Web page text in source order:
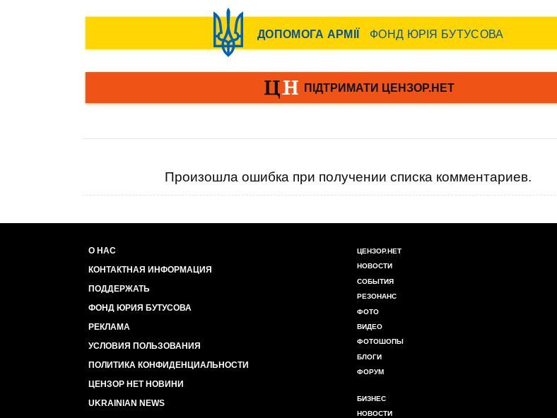
Произошла ошибка при получении списка комментариев.
О НАС
КОНТАКТНАЯ ИНФОРМАЦИЯ
ПОДДЕРЖАТЬ
ФОНД ЮРИЯ БУТУСОВА
РЕКЛАМА
УСЛОВИЯ ПОЛЬЗОВАНИЯ
ПОЛИТИКА КОНФИДЕНЦИАЛЬНОСТИ
ЦЕНЗОР НЕТ НОВИНИ
UKRAINIAN NEWS
ЦЕНЗОР.НЕТ
НОВОСТИ
СОБЫТИЯ
РЕЗОНАНС
ФОТО
ВИДЕО
ФОТОШОПЫ
БЛОГИ
ФОРУМ
БИЗНЕС
НОВОСТИ